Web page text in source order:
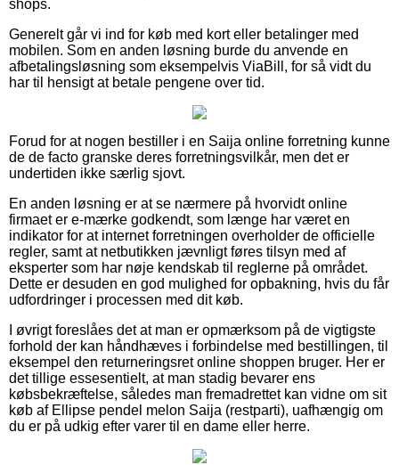
shops.
Generelt går vi ind for køb med kort eller betalinger med
mobilen. Som en anden løsning burde du anvende en
afbetalingsløsning som eksempelvis ViaBill, for så vidt du
har til hensigt at betale pengene over tid.
Forud for at nogen bestiller i en Saija online forretning kunne
de de facto granske deres forretningsvilkår, men det er
undertiden ikke særlig sjovt.
En anden løsning er at se nærmere på hvorvidt online
firmaet er e-mærke godkendt, som længe har været en
indikator for at internet forretningen overholder de officielle
regler, samt at netbutikken jævnligt føres tilsyn med af
eksperter som har nøje kendskab til reglerne på området.
Dette er desuden en god mulighed for opbakning, hvis du får
udfordringer i processen med dit køb.
I øvrigt foreslåes det at man er opmærksom på de vigtigste
forhold der kan håndhæves i forbindelse med bestillingen, til
eksempel den returneringsret online shoppen bruger. Her er
det tillige essesentielt, at man stadig bevarer ens
købsbekræftelse, således man fremadrettet kan vidne om sit
køb af Ellipse pendel melon Saija (restparti), uafhængig om
du er på udkig efter varer til en dame eller herre.